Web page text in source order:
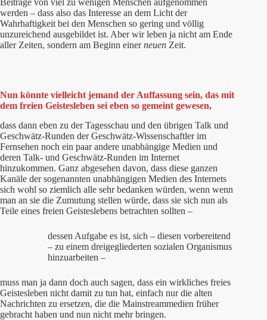
werden – dass also das Interesse an dem Licht der
Wahrhaftigkeit bei den Menschen so gering und völlig
unzureichend ausgebildet ist. Aber wir leben ja nicht am Ende
aller Zeiten, sondern am Beginn einerneuen Zeit.
Nun könnte vielleicht jemand der Auffassung sein, das mit
dem freien Geistesleben sei eben so gemeint gewesen,
dass dann eben zu der Tagesschau und den übrigen Talk und
Geschwätz-Runden der Geschwätz-Wissenschaftler im
Fernsehen noch ein paar andere unabhängige Medien und
deren Talk- und Geschwätz-Runden im Internet
hinzukommen. Ganz abgesehen davon, dass diese ganzen
Kanäle der sogenannten unabhängigen Medien des Internets
sich wohl so ziemlich alle sehr bedanken würden, wenn wenn
man an sie die Zumutung stellen würde, dass sie sich nun als
Teile eines freien Geisteslebens betrachten sollten –
dessen Aufgabe es ist, sich – diesen vorbereitend
– zu einem dreigegliederten sozialen Organismus
hinzuarbeiten –
muss man ja dann doch auch sagen, dass ein wirkliches freies
Geistesleben nicht damit zu tun hat, einfach nur die alten
Nachrichten zu ersetzen, die die Mainstreammedien früher
gebracht haben und nun nicht mehr bringen.